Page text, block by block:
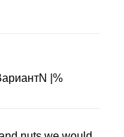
N
|%